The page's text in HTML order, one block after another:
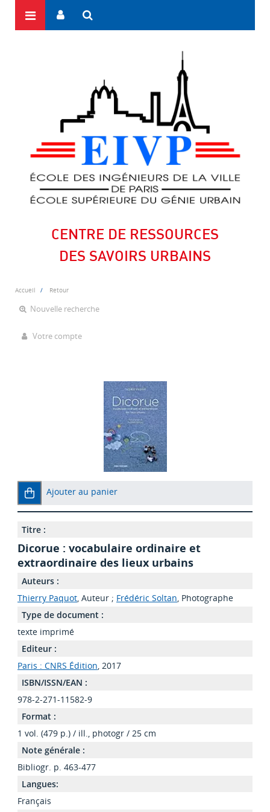
CENTRE DE RESSOURCES
DES SAVOIRS URBAINS
Accueil Retour
Nouvelle recherche
Votre compte
Ajouter au panier
Titre :
Dicorue : vocabulaire ordinaire et
extraordinaire des lieux urbains
Auteurs :
Thierry Paquot, Auteur ; Frédéric Soltan, Photographe
Type de document :
texte imprimé
Editeur :
Paris : CNRS Édition, 2017
ISBN/ISSN/EAN :
978-2-271-11582-9
Format :
1 vol. (479 p.) / ill., photogr / 25 cm
Note générale :
Bibliogr. p. 463-477
Langues:
Français